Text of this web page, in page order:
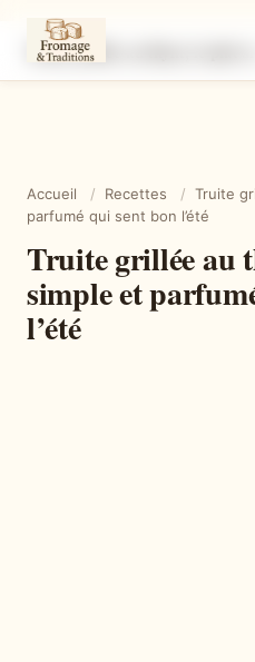
Accueil / Recettes / Truite
parfumé qui sent bon l’été
Truite grillée au
simple et
l’été